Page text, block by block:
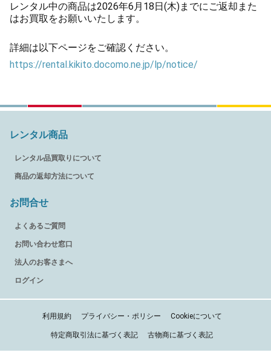
レンタル中の商品は2026年6月18日(木)までにご返却また
はお買取をお願いいたします。
詳細は以下ページをご確認ください。
https://rental.kikito.docomo.ne.jp/lp/notice/
レンタル商品
レンタル品買取りについて
商品の返却方法について
お問合せ
よくあるご質問
お問い合わせ窓口
法人のお客さまへ
ログイン
利用規約 プライバシー・ポリシー Cookieについて
特定商取引法に基づく表記 古物商に基づく表記